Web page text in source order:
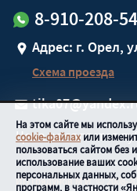
Адрес: г. Орел,
Схема проезда
8-910-208-
Цена не является
ИП Грядунов М.И.© 2008-
На этом сайте мы
cookie-файлахили
пользоваться сайтом без
использование ваших
персональных данных,
программ, в частности